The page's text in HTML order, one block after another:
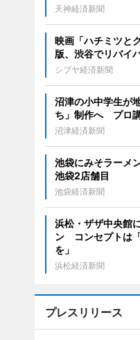
天神経済新聞
映画「ハチミツと
版、渋谷でリバイ
シブヤ経済新聞
沼津の小中学生が
ち」制作へ プロ
沼津経済新聞
池袋にみそラーメ
池袋2店舗目
池袋経済新聞
浜松・ザザ中央館
ン コンセプトは
を」
浜松経済新聞
プレスリリース